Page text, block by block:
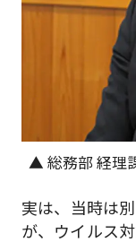
▲ 総務部 経理
実は、当時は
が、ウイルス